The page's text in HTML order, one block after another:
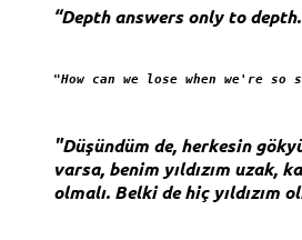
“Depth answers only to
"How can we lose when we're so
"Düşündüm de, herkesin
varsa, benim yıldızım uzak,
olmalı. Belki de hiç yıldızım